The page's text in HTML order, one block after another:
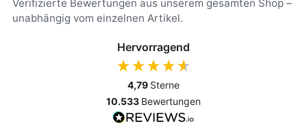
Verifizierte Bewertungen aus unserem gesamten Shop –
unabhängig vom einzelnen Artikel.
Hervorragend
4,79 Sterne
10.533 Bewertungen